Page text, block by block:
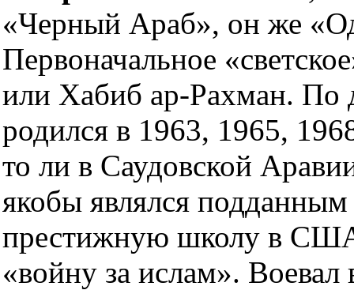
«Черный Араб», он же
Первоначальное
или Хабиб ар-Рахман. По
родился в 1963, 1965,
то ли в Саудовской
якобы являлся
престижную школу в
«войну за ислам».